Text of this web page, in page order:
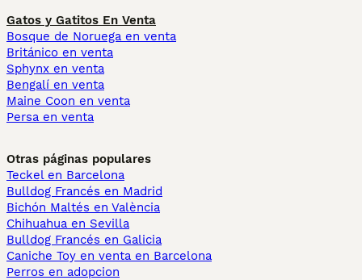
Gatos y Gatitos En Venta
Bosque de Noruega en venta
Británico en venta
Sphynx en venta
Bengalí en venta
Maine Coon en venta
Persa en venta
Otras páginas populares
Teckel en Barcelona
Bulldog Francés en Madrid
Bichón Maltés en València
Chihuahua en Sevilla
Bulldog Francés en Galicia
Caniche Toy en venta en Barcelona
Perros en adopcion